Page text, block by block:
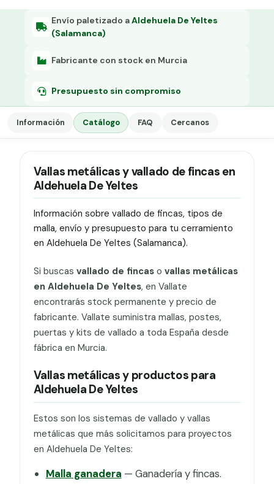
Envío paletizado aAldehuela De Yeltes
(Salamanca)
Fabricante con stock en Murcia
Presupuesto sin compromiso
Información Catálogo FAQ Cercanos
Vallas metálicas y vallado de fincas en
Aldehuela De Yeltes
Información sobre vallado de fincas, tipos de
malla, envío y presupuesto para tu cerramiento
en Aldehuela De Yeltes (Salamanca).
Si buscas vallado de fincaso vallas metálicas
en Aldehuela De Yeltes, en Vallate
encontrarás stock permanente y precio de
fabricante. Vallate suministra mallas, postes,
puertas y kits de vallado a toda España desde
fábrica en Murcia.
Vallas metálicas y productos para
Aldehuela De Yeltes
Estos son los sistemas de vallado y vallas
metálicas que más solicitamos para proyectos
en Aldehuela De Yeltes:
Malla ganadera — Ganadería y fincas.